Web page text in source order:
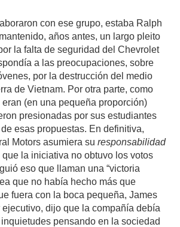
con ese grupo, estaba Ralph
años antes, un largo pleito
la falta de seguridad del Chevrolet
a las preocupaciones, sobre
por la destrucción del medio
de Vietnam. Por otra parte, como
eran (en una pequeña proporción)
presionadas por sus estudiantes
esas propuestas. En definitiva,
Motors asumiera suresponsabilidad
que la iniciativa no obtuvo los votos
eso que llaman una “victoria
que no había hecho más que
fuera con la boca pequeña, James
ejecutivo, dijo que la compañía debía
pensando en la sociedad